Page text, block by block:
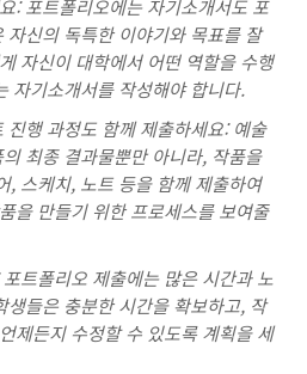
: 포트폴리오에는 자기소개서도 포
자신의 독특한 이야기와 목표를 잘
자신이 대학에서 어떤 역할을 수행
자기소개서를 작성해야 합니다.
진행 과정도 함께 제출하세요: 예술
최종 결과물뿐만 아니라, 작품을
, 스케치, 노트 등을 함께 제출하여
을 만들기 위한 프로세스를 보여줄
트폴리오 제출에는 많은 시간과 노
생들은 충분한 시간을 확보하고, 작
제든지 수정할 수 있도록 계획을 세